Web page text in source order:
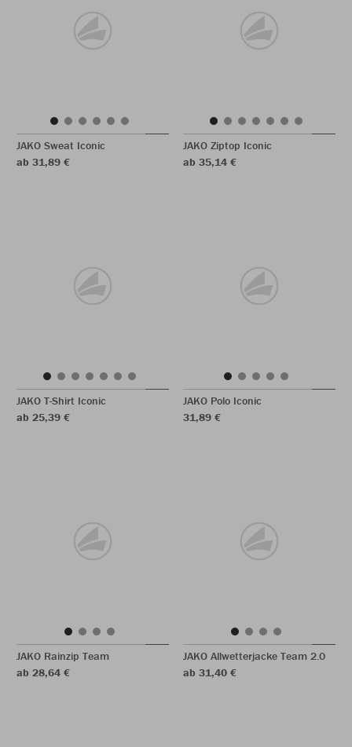
JAKO Sweat Iconic
ab 31,89 €
JAKO Ziptop Iconic
ab 35,14 €
JAKO T-Shirt Iconic
ab 25,39 €
JAKO Polo Iconic
31,89 €
JAKO Rainzip Team
ab 28,64 €
JAKO Allwetterjacke Team 2.0
ab 31,40 €